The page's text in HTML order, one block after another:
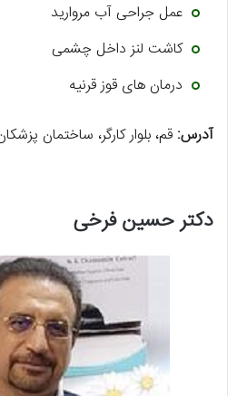
عمل جراحی آب مروارید
کاشت لنز داخل چشمی
درمان های قوز قرنیه
آدرس: قم، بلوار کارگر، ساختمان
دکتر حسین فرخی